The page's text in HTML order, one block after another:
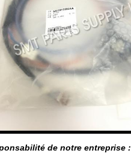
de notre entreprise :